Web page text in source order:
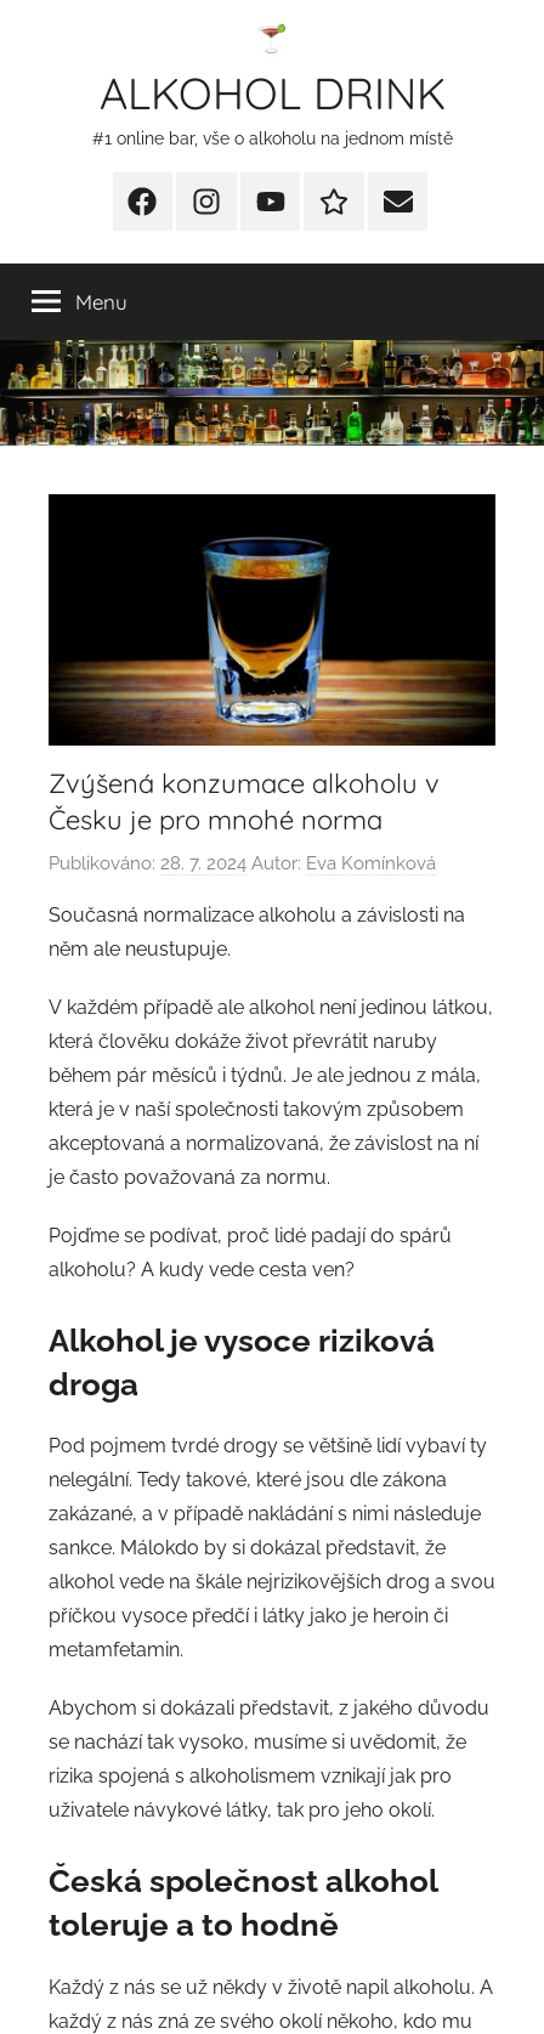
ALKOHOL DRINK
#1 online bar, vše o alkoholu na jednom místě
FacebookInstagram
YT
Redakční
E-
Menu
Zvýšená konzumace alkoholu v
Česku je pro mnohé norma
Publikováno: 28. 7. 2024 Autor: Eva Komínková
Současná normalizace alkoholu a závislosti na
něm ale neustupuje.
V každém případě ale alkohol není jedinou látkou,
která člověku dokáže život převrátit naruby
během pár měsíců i týdnů. Je ale jednou z mála,
která je v naší společnosti takovým způsobem
akceptovaná a normalizovaná, že závislost na ní
je často považovaná za normu.
Pojďme se podívat, proč lidé padají do spárů
alkoholu? A kudy vede cesta ven?
Alkohol je vysoce riziková
droga
Pod pojmem tvrdé drogy se většině lidí vybaví ty
nelegální. Tedy takové, které jsou dle zákona
zakázané, a v případě nakládání s nimi následuje
sankce. Málokdo by si dokázal představit, že
alkohol vede na škále nejrizikovějších drog a svou
příčkou vysoce předčí i látky jako je heroin či
metamfetamin.
Abychom si dokázali představit, z jakého důvodu
se nachází tak vysoko, musíme si uvědomit, že
rizika spojená s alkoholismem vznikají jak pro
uživatele návykové látky, tak pro jeho okolí.
Česká společnost alkohol
toleruje a to hodně
Každý z nás se už někdy v životě napil alkoholu. A
každý z nás zná ze svého okolí někoho, kdo mu